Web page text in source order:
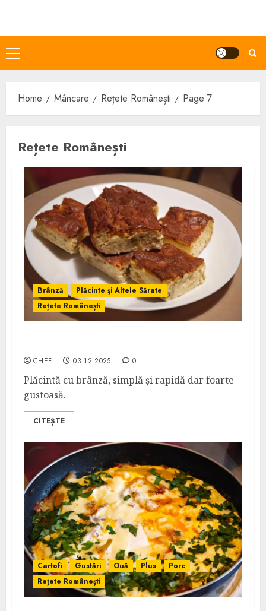
content
Primary
Menu
Home Mâncare Rețete Românești Page 7
Rețete Românești
Brânză
Plăcinte și Altele Sărate
Rețete Românești
CHEF 03.12.2025 0
Plăcintă cu brânză, simplă și rapidă dar foarte
gustoasă.
CITEȘTE
Cartofi Gustări Ouă Plus
Porc
Rețete Românești